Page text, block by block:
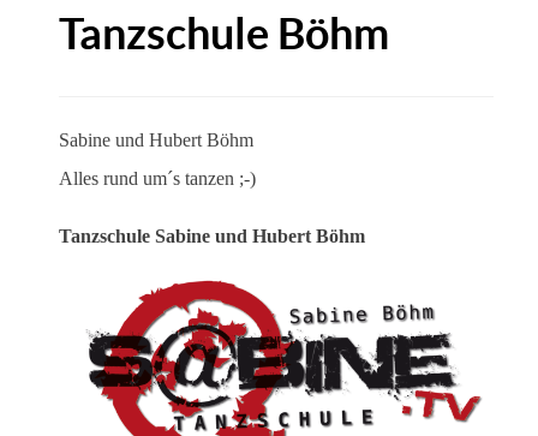
Tanzschule Böhm
Sabine und Hubert Böhm
Alles rund um´s tanzen ;-)
Tanzschule Sabine und Hubert Böhm